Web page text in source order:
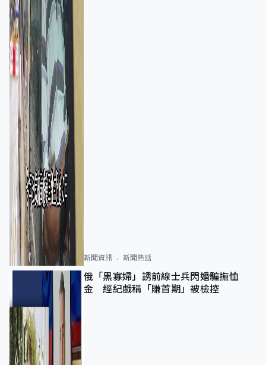
新聞資訊 新聞熱話
俄「黑寡婦」誘前線士兵閃婚騙撫恤
金 經紀戲稱「賺首期」被檢控